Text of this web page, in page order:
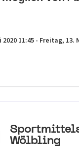
2020 11:45 - Freitag, 13.
Wölbling